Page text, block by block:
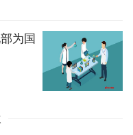
为国